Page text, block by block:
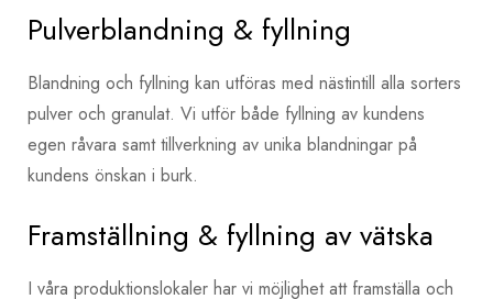
Pulverblandning & fyllning
Blandning och fyllning kan utföras med nästintill alla sorters
pulver och granulat. Vi utför både fyllning av kundens
egen råvara samt tillverkning av unika blandningar på
kundens önskan i burk.
Framställning & fyllning av vätska
I våra produktionslokaler har vi möjlighet att framställa och